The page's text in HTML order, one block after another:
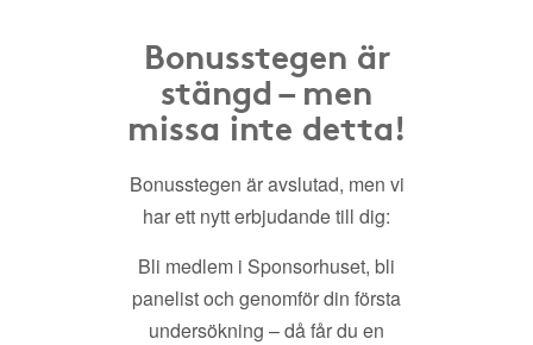
Bonusstegen är
stängd – men
missa inte detta!
Bonusstegen är avslutad, men vi
har ett nytt erbjudande till dig:
Bli medlem i Sponsorhuset, bli
panelist och genomför din första
undersökning – då får du en